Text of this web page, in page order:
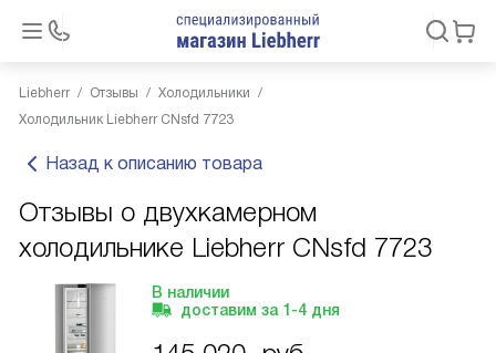
Liebherr Отзывы
Холодильники
Холодильник Liebherr CNsfd 7723
Назад к описанию товара
Отзывы о двухкамерном
холодильнике Liebherr CNsfd 7723
В наличии
доставим за 1-4 дня